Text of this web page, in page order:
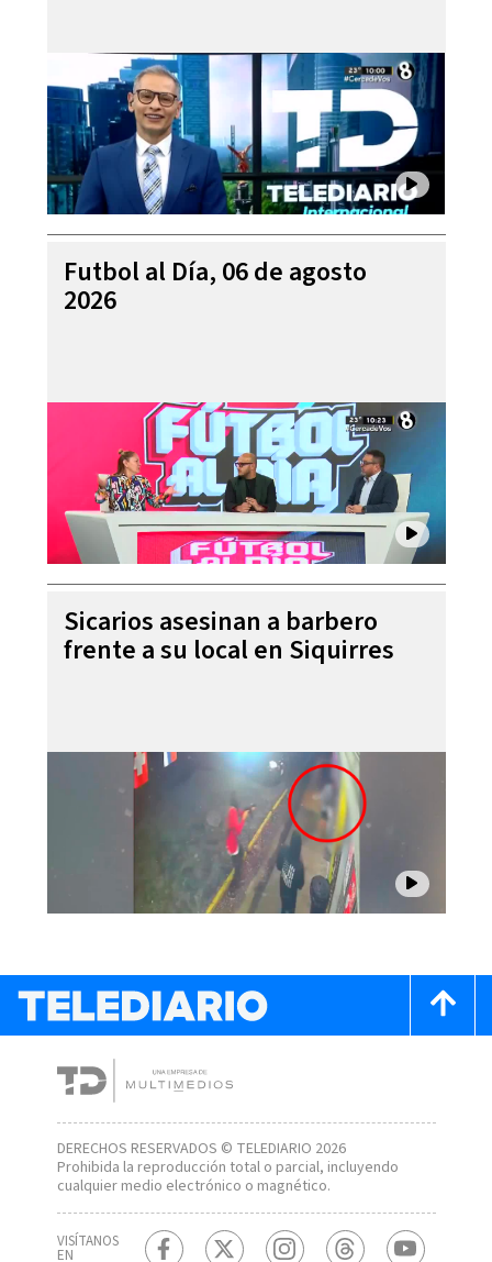
Futbol al Día, 06 de agosto
2026
Sicarios asesinan a barbero
frente a su local en Siquirres
DERECHOS RESERVADOS © TELEDIARIO 2026
Prohibida la reproducción total o parcial, incluyendo
cualquier medio electrónico o magnético.
VISÍTANOS
EN